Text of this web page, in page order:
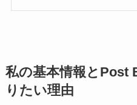
私の基本情報とPost
りたい理由